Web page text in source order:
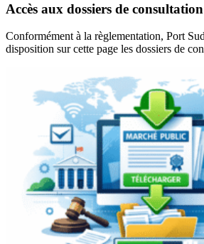
Accès aux dossiers de consultation
Conformément à la règlementation, Port
disposition sur cette page les dossiers de